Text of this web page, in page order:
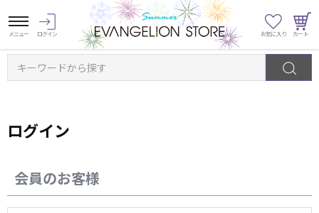
キーワードから探す
ログイン
会員のお客様